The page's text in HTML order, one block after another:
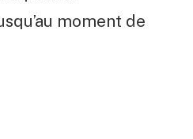
moment de